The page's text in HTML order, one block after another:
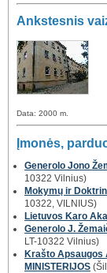
Ankstesnis
Data: 2000 m.
Įmonės,
Generolo Jono
10322 Vilnius)
Mokymų ir
10322, VILNIUS)
Lietuvos Karo
Generolo J.
LT-10322 Vilnius)
Krašto Apsaugos
MINISTERIJOS